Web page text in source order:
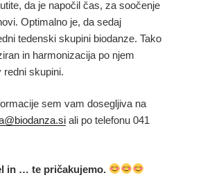
da je napočil čas, za soočenje
Optimalno je, da sedaj
tedenski skupini biodanze. Tako
in harmonizacija po njem
redni skupini.
sem vam dosegljiva na
ali po telefonu 041
in … te pričakujemo.